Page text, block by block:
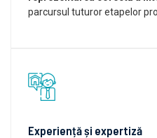
parcursul tuturor etapelor
Experiență și expertiză